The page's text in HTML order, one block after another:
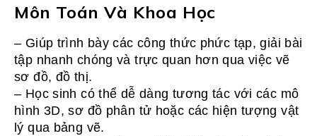
Môn Toán Và Khoa Học
– Giúp trình bày các công thức phức tạp, giải bài
tập nhanh chóng và trực quan hơn qua việc vẽ
sơ đồ, đồ thị.
– Học sinh có thể dễ dàng tương tác với các mô
hình 3D, sơ đồ phân tử hoặc các hiện tượng vật
lý qua bảng vẽ.